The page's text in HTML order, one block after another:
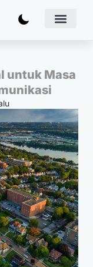
untuk Masa